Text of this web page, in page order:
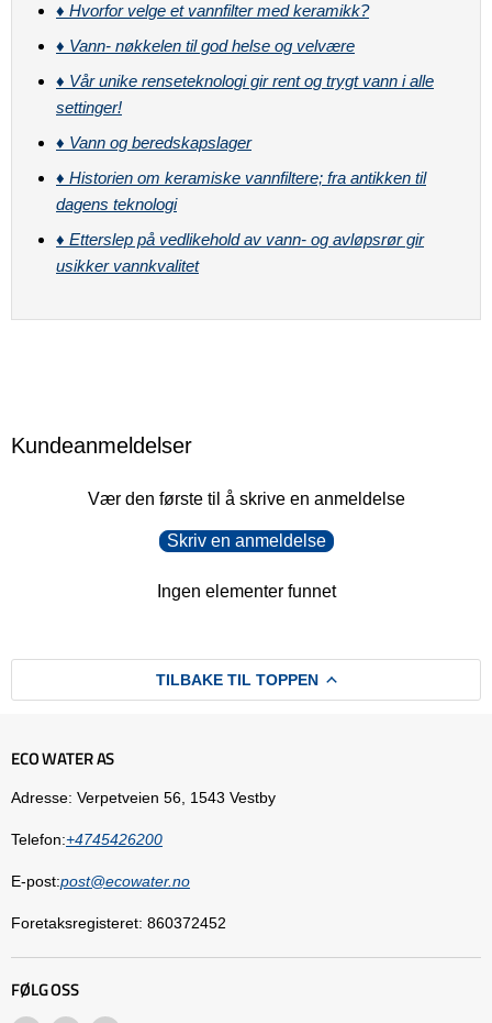
♦ Hvorfor velge et vannfilter med keramikk?
♦ Vann- nøkkelen til god helse og velvære
♦ Vår unike renseteknologi gir rent og trygt vann i alle
settinger!
♦ Vann og beredskapslager
♦ Historien om keramiske vannfiltere; fra antikken til
dagens teknologi
♦ Etterslep på vedlikehold av vann- og avløpsrør gir
usikker vannkvalitet
Kundeanmeldelser
Vær den første til å skrive en anmeldelse
Skriv en anmeldelse
Ingen elementer funnet
TILBAKE TIL TOPPEN
ECO WATER AS
Adresse: Verpetveien 56, 1543 Vestby
Telefon:+4745426200
E-post:post@ecowater.no
Foretaksregisteret: 860372452
FØLG OSS